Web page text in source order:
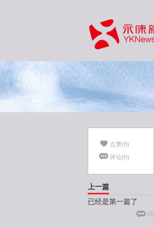
点赞(0)
评论(0)
上一篇
已经是第一篇了
(0)